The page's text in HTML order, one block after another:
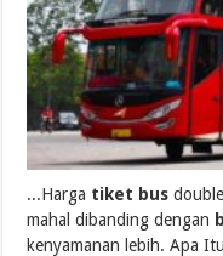
...Harga tiket bus
mahal dibanding dengan
kenyamanan lebih. Apa Itu